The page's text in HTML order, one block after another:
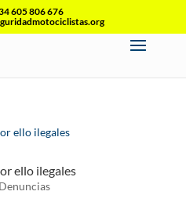
605 806 676
ello ilegales
Denuncias